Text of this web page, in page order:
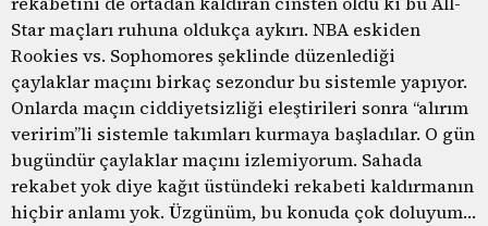
Star maçları ruhuna oldukça aykırı. NBA eskiden
Rookies vs. Sophomores şeklinde düzenlediği
çaylaklar maçını birkaç sezondur bu sistemle yapıyor.
Onlarda maçın ciddiyetsizliği eleştirileri sonra “alırım
veririm”li sistemle takımları kurmaya başladılar. O gün
bugündür çaylaklar maçını izlemiyorum. Sahada
rekabet yok diye kağıt üstündeki rekabeti kaldırmanın
hiçbir anlamı yok. Üzgünüm, bu konuda çok doluyum…